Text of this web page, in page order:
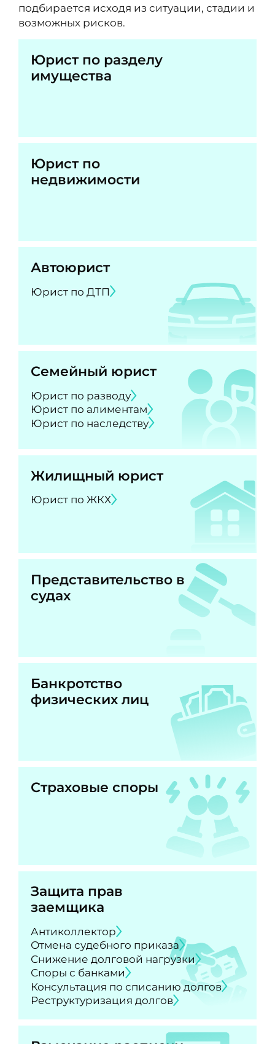
подбирается исходя из ситуации, стадии и
возможных рисков.
Юрист по разделу
имущества
Юрист по
недвижимости
Автоюрист
Юрист по ДТП
Семейный юрист
Юрист по разводу
Юрист по алиментам
Юрист по наследству
Жилищный юрист
Юрист по ЖКХ
Представительство в
судах
Банкротство
физических лиц
Страховые споры
Защита прав
заемщика
Антиколлектор
Отмена судебного приказа
Снижение долговой нагрузки
Споры с банками
Консультация по списанию долгов
Реструктуризация долгов